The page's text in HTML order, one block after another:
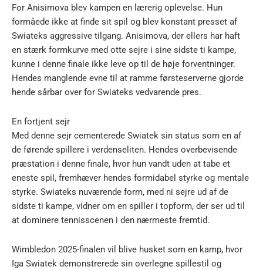
For Anisimova blev kampen en lærerig oplevelse. Hun
formåede ikke at finde sit spil og blev konstant presset af
Swiateks aggressive tilgang. Anisimova, der ellers har haft
en stærk formkurve med otte sejre i sine sidste ti kampe,
kunne i denne finale ikke leve op til de høje forventninger.
Hendes manglende evne til at ramme førsteserverne gjorde
hende sårbar over for Swiateks vedvarende pres.
En fortjent sejr
Med denne sejr cementerede Swiatek sin status som en af
de førende spillere i verdenseliten. Hendes overbevisende
præstation i denne finale, hvor hun vandt uden at tabe et
eneste spil, fremhæver hendes formidabel styrke og mentale
styrke. Swiateks nuværende form, med ni sejre ud af de
sidste ti kampe, vidner om en spiller i topform, der ser ud til
at dominere tennisscenen i den nærmeste fremtid.
Wimbledon 2025-finalen vil blive husket som en kamp, hvor
Iga Swiatek demonstrerede sin overlegne spillestil og